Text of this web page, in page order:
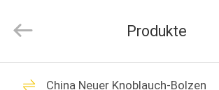
HAUS
longkouvermicellinoodles.com.
Produkte
China Neuer Knoblauch-Bolzen